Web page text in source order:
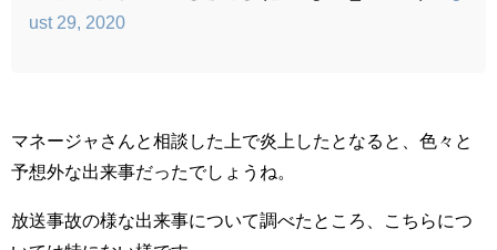
ust 29, 2020
マネージャさんと相談した上で炎上したとなると、色々と
予想外な出来事だったでしょうね。
放送事故の様な出来事について調べたところ、こちらにつ